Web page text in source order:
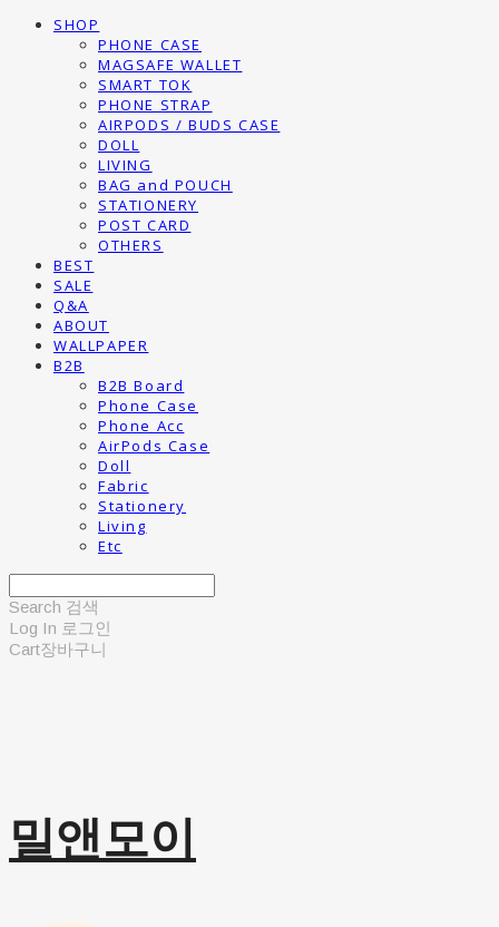
SHOP
PHONE CASE
MAGSAFE WALLET
SMART TOK
PHONE STRAP
AIRPODS / BUDS CASE
DOLL
LIVING
BAG and POUCH
STATIONERY
POST CARD
OTHERS
BEST
SALE
Q&A
ABOUT
WALLPAPER
B2B
B2B Board
Phone Case
Phone Acc
AirPods Case
Doll
Fabric
Stationery
Living
Etc
Search 검색
Log In 로그인
Cart장바구니
밀앤모이